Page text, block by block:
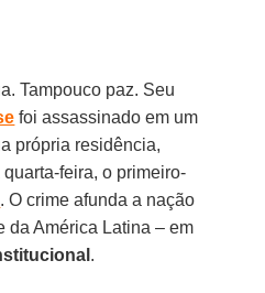
Tampouco paz. Seu
foi assassinado em um
própria residência,
feira, o primeiro-
. O crime afunda a nação
da América Latina – em
.